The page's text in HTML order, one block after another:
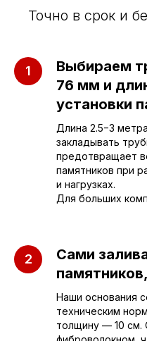
Точно в срок и
Выбираем
76 мм и
установки
Длина 2.5−3
закладывать
предотвращает
памятников при
и нагрузках.
Для больших
Сами
Наши основания
техническим
толщину — 10 см.
Приезжайте к
в офис
+7 (962) 629-39-
Отдел продаж
г. Саратов, улица
г. Энгельс, Весёлая